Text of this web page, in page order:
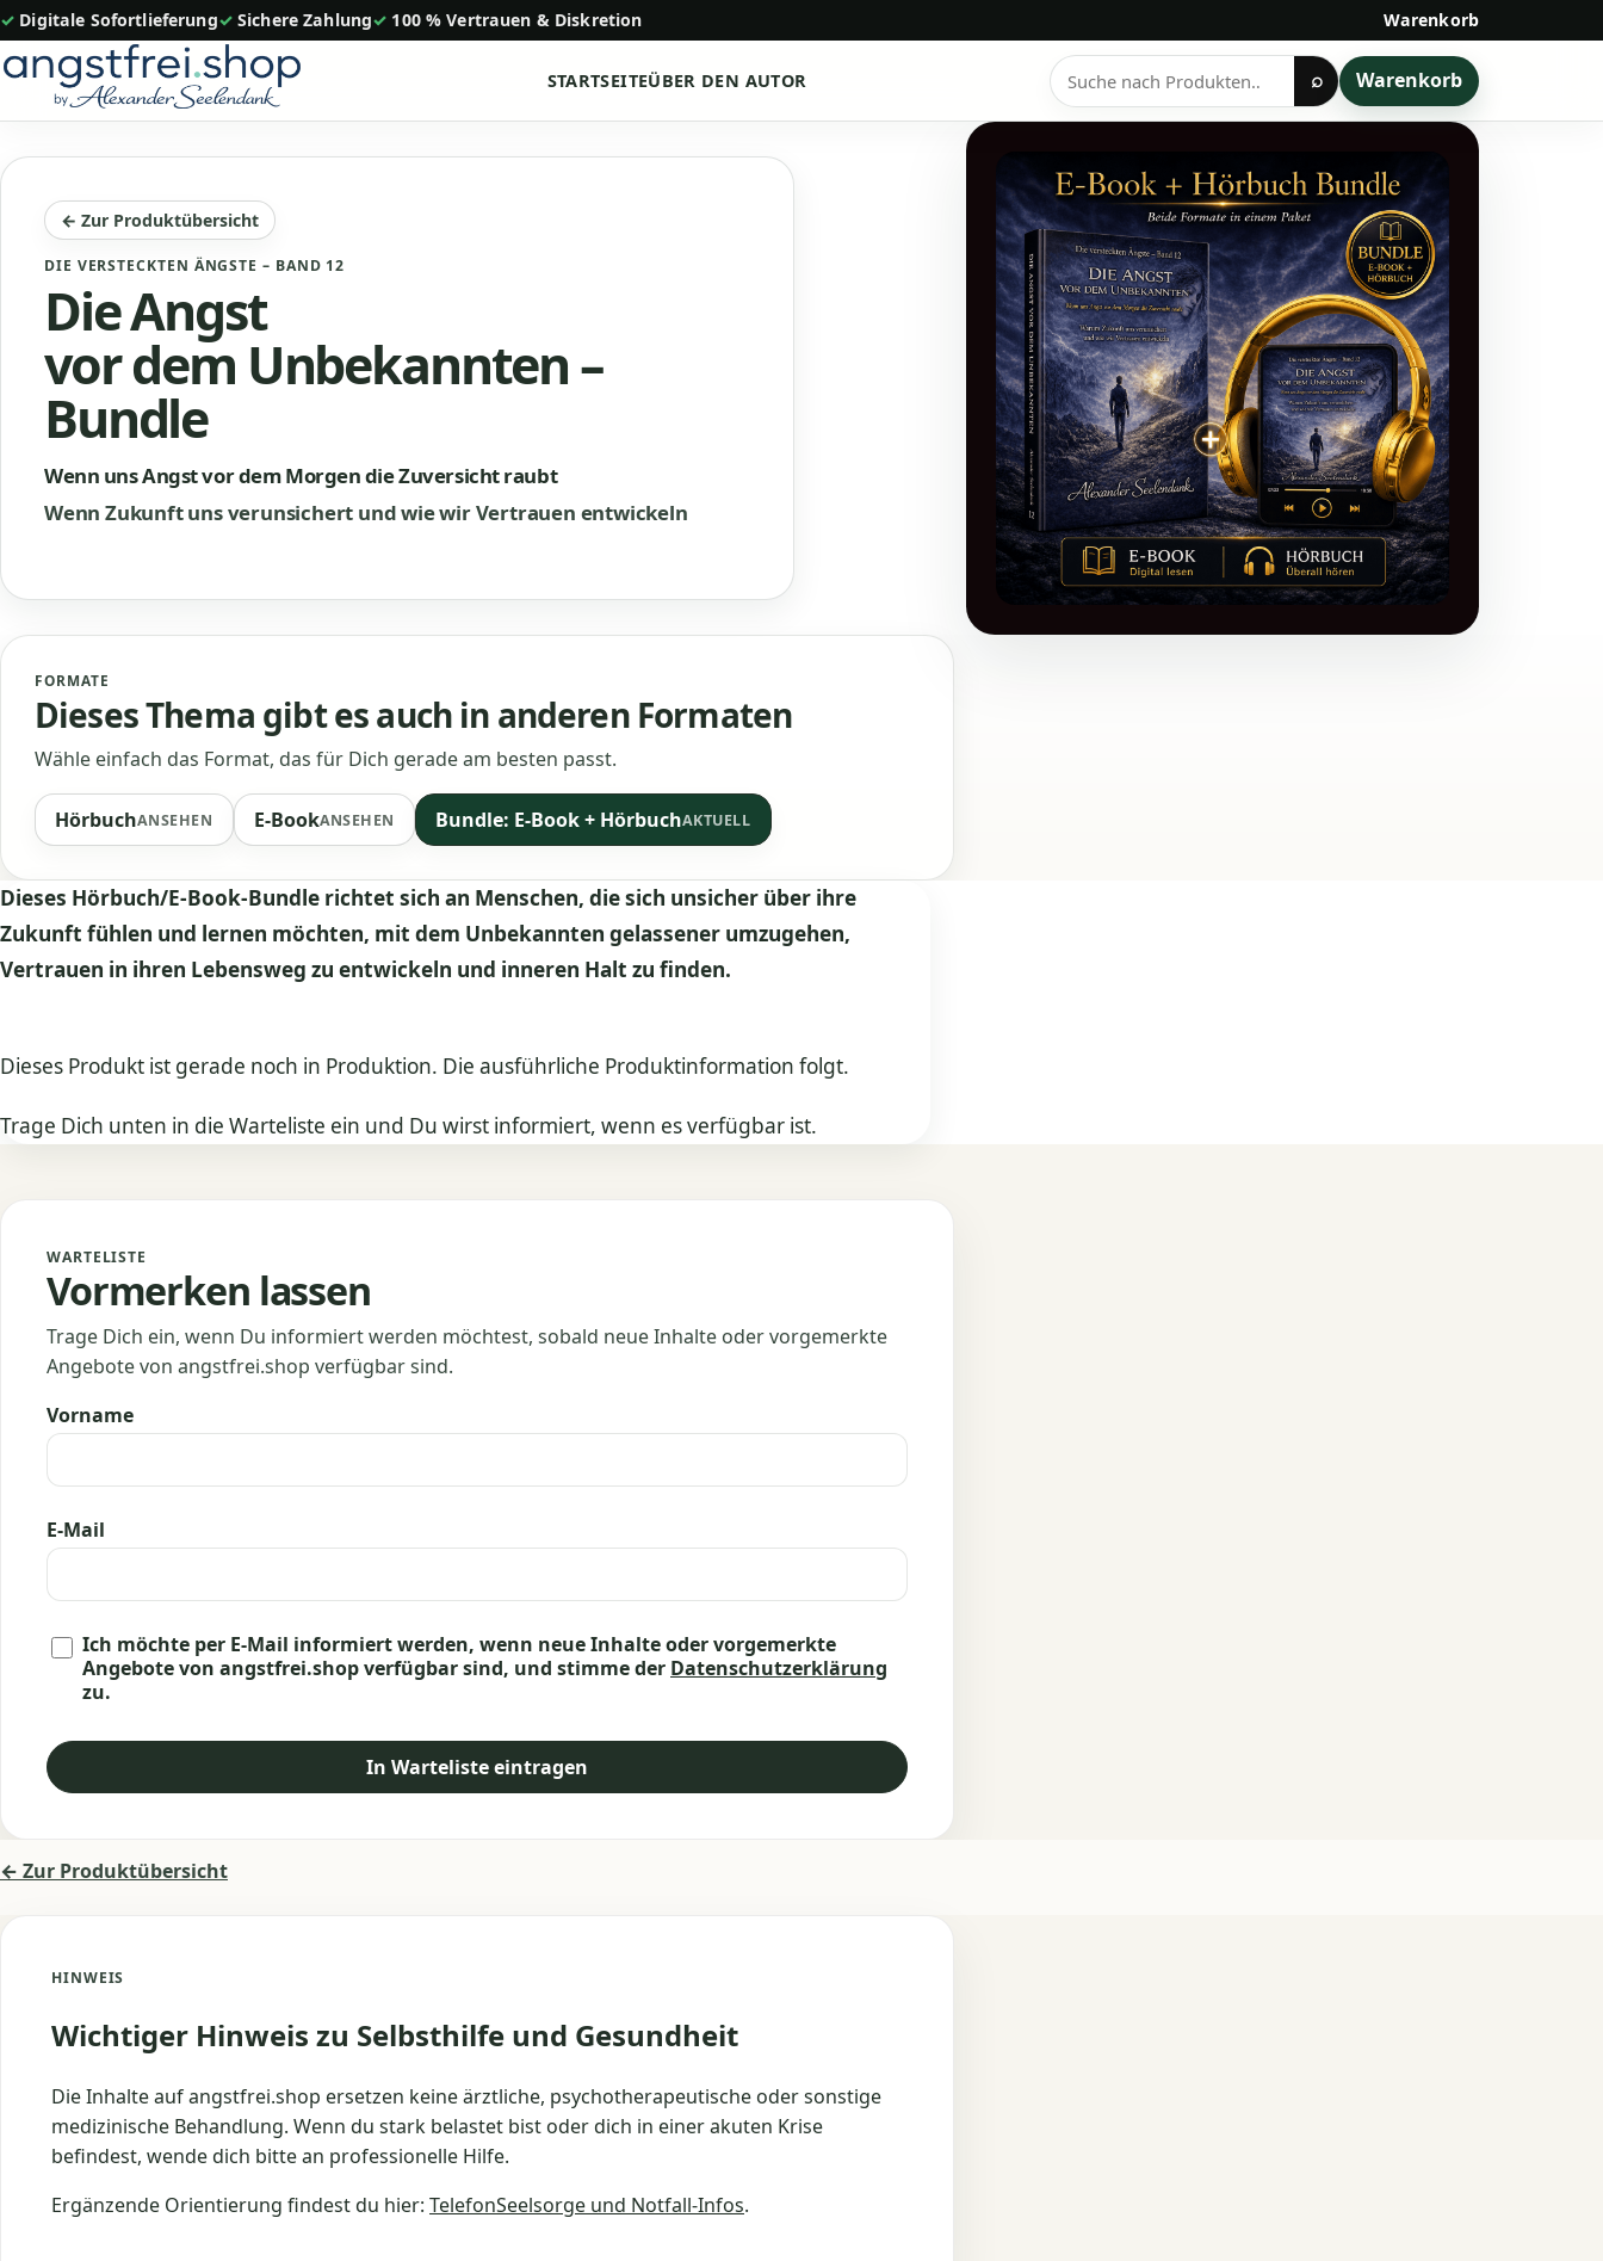
Zum
Inhalt
springen
✓ Digitale Sofortlieferung ✓ Sichere Zahlung ✓ 100 % Vertrauen & Diskretion Warenkorb
STARTSEITEÜBER DEN AUTOR
Produkte
suchen
⌕ Warenkorb
← Zur Produktübersicht
DIE VERSTECKTEN ÄNGSTE – BAND 12
Die Angst
vor dem Unbekannten –
Bundle
Wenn uns Angst vor dem Morgen die Zuversicht raubt
Wenn Zukunft uns verunsichert und wie wir Vertrauen entwickeln
FORMATE
Dieses Thema gibt es auch in anderen Formaten
Wähle einfach das Format, das für Dich gerade am besten passt.
HörbuchANSEHEN E-BookANSEHEN Bundle: E-Book + HörbuchAKTUELL
Dieses Hörbuch/E-Book-Bundle richtet sich an Menschen, die sich unsicher über ihre
Zukunft fühlen und lernen möchten, mit dem Unbekannten gelassener umzugehen,
Vertrauen in ihren Lebensweg zu entwickeln und inneren Halt zu finden.
Dieses Produkt ist gerade noch in Produktion. Die ausführliche Produktinformation folgt.
Trage Dich unten in die Warteliste ein und Du wirst informiert, wenn es verfügbar ist.
WARTELISTE
Vormerken lassen
Trage Dich ein, wenn Du informiert werden möchtest, sobald neue Inhalte oder vorgemerkte
Angebote von angstfrei.shop verfügbar sind.
Vorname
E-Mail
Ich möchte per E-Mail informiert werden, wenn neue Inhalte oder vorgemerkte
Angebote von angstfrei.shop verfügbar sind, und stimme der Datenschutzerklärung
zu.
In Warteliste eintragen
← Zur Produktübersicht
HINWEIS
Wichtiger Hinweis zu Selbsthilfe und Gesundheit
Die Inhalte auf angstfrei.shop ersetzen keine ärztliche, psychotherapeutische oder sonstige
medizinische Behandlung. Wenn du stark belastet bist oder dich in einer akuten Krise
befindest, wende dich bitte an professionelle Hilfe.
Ergänzende Orientierung findest du hier: TelefonSeelsorge und Notfall-Infos.